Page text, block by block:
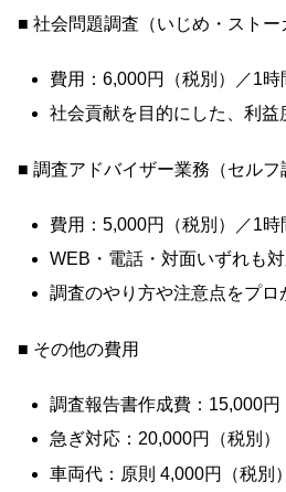
■ 社会問題調査（いじめ・ストー
費用：6,000円（税別）／1時
社会貢献を目的にした、利益
■ 調査アドバイザー業務（セルフ
費用：5,000円（税別）／1時
WEB・電話・対面いずれも
調査のやり方や注意点をプロ
■ その他の費用
調査報告書作成費：15,000円
急ぎ対応：20,000円（税別）
車両代：原則 4,000円（税別